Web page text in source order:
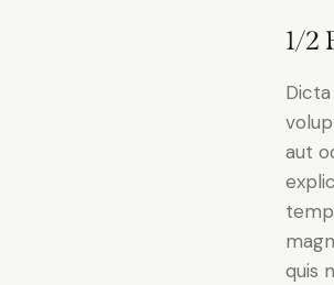
1/2
aut
quis